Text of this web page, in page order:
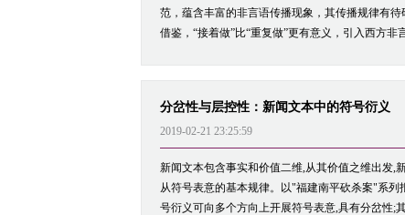
范，蕴含丰富的非言语传播现象，其传播规律有
借鉴，“接着做”比“重复做”更有意义，引入西方
分岔性与层控性：新闻文本中的符号衍义
2019-02-21 23:25:59
新闻文本包含事实和价值二维,从其价值之维出发,
从符号表意的基本规律。以"福建南平砍杀案"系
号衍义可向多个方向上开展符号表意,具有分岔性;